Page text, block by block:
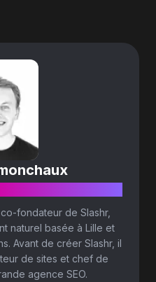
fondateur de Slashr,
naturel basée à Lille et
Avant de créer Slashr, il
de sites et chef de
agence SEO.